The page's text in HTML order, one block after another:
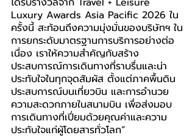
Luxury Awards Asia Pacific 2026 ใน
ครั้งนี้ สะท้อนถึงความมุ่งมั่นของบริษัทฯ ใน
การยกระดับมาตรฐานการบริการอย่างต่อ
เนื่อง เราให้ความสำคัญกับสร้าง
ประสบการณ์การเดินทางที่ราบรื่นและน่า
ประทับใจในทุกจุดสัมผัส ตั้งแต่ภาคพื้นดิน
ประสบการณ์บนเที่ยวบิน และการอำนวย
ความสะดวกภายในสนามบิน เพื่อส่งมอบ
การเดินทางที่เปี่ยมด้วยคุณค่าและความ
ประทับใจแก่ผู้โดยสารทั่วโลก”